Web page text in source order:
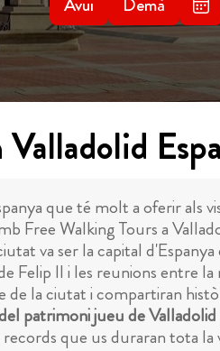
que té molt a oferir als
Free Walking Tours a
va ser la capital d'Espanya
Felip II i les reunions entre
la ciutat i compartiran
patrimoni jueu de Valladolid
que us duraran tota